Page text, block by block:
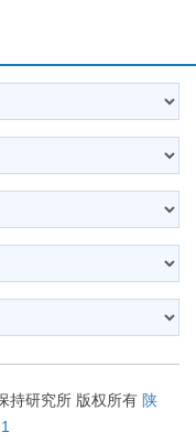
持研究所 版权所有 陕